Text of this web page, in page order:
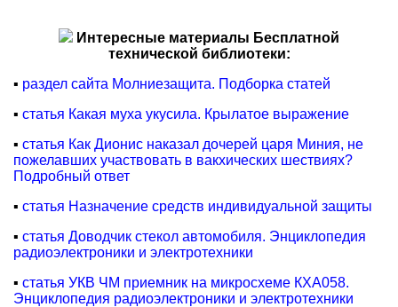
Интересные материалы Бесплатной
технической библиотеки:
▪ раздел сайта Молниезащита. Подборка статей
▪ статья Какая муха укусила. Крылатое выражение
▪ статья Как Дионис наказал дочерей царя Миния, не
пожелавших участвовать в вакхических шествиях?
Подробный ответ
▪ статья Назначение средств индивидуальной защиты
▪ статья Доводчик стекол автомобиля. Энциклопедия
радиоэлектроники и электротехники
▪ статья УКВ ЧМ приемник на микросхеме КХА058.
Энциклопедия радиоэлектроники и электротехники